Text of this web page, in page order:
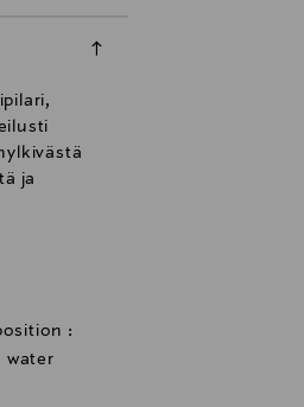
ja
:
water